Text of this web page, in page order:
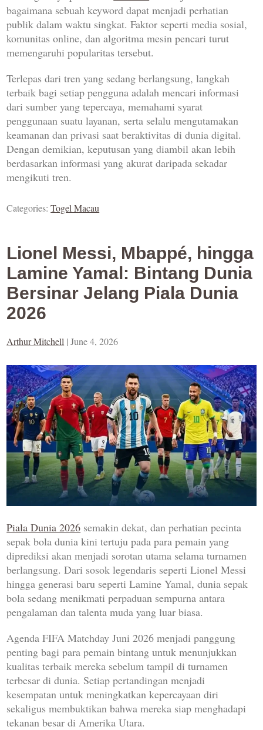
bagaimana sebuah keyword dapat menjadi perhatian
publik dalam waktu singkat. Faktor seperti media sosial,
komunitas online, dan algoritma mesin pencari turut
memengaruhi popularitas tersebut.
Terlepas dari tren yang sedang berlangsung, langkah
terbaik bagi setiap pengguna adalah mencari informasi
dari sumber yang tepercaya, memahami syarat
penggunaan suatu layanan, serta selalu mengutamakan
keamanan dan privasi saat beraktivitas di dunia digital.
Dengan demikian, keputusan yang diambil akan lebih
berdasarkan informasi yang akurat daripada sekadar
mengikuti tren.
Categories:Togel Macau
Lionel Messi, Mbappé, hingga
Lamine Yamal: Bintang Dunia
Bersinar Jelang Piala Dunia
2026
Arthur Mitchell |June 4, 2026
Piala Dunia 2026 semakin dekat, dan perhatian pecinta
sepak bola dunia kini tertuju pada para pemain yang
diprediksi akan menjadi sorotan utama selama turnamen
berlangsung. Dari sosok legendaris seperti Lionel Messi
hingga generasi baru seperti Lamine Yamal, dunia sepak
bola sedang menikmati perpaduan sempurna antara
pengalaman dan talenta muda yang luar biasa.
Agenda FIFA Matchday Juni 2026 menjadi panggung
penting bagi para pemain bintang untuk menunjukkan
kualitas terbaik mereka sebelum tampil di turnamen
terbesar di dunia. Setiap pertandingan menjadi
kesempatan untuk meningkatkan kepercayaan diri
sekaligus membuktikan bahwa mereka siap menghadapi
tekanan besar di Amerika Utara.